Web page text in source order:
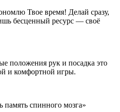
Твое время! Делай сразу,
бесценный ресурс — своё
положения рук и посадка это
и комфортной игры.
спинного мозга»